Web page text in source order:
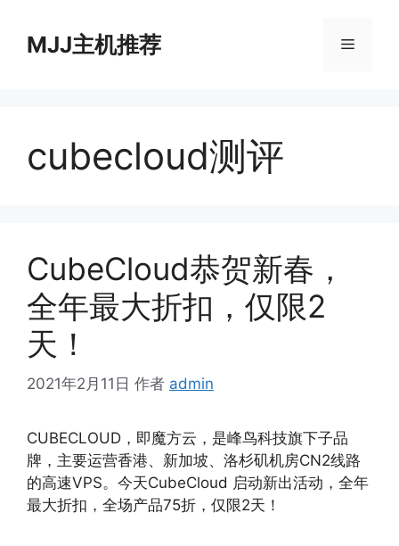
MJJ主机推荐 菜
cubecloud测评
CubeCloud恭贺新春，
全年最大折扣，仅限2
天！
2021年2月11日 作者 admin
CUBECLOUD，即魔方云，是峰鸟科技旗下子品
牌，主要运营香港、新加坡、洛杉矶机房CN2线路
的高速VPS。今天CubeCloud 启动新出活动，全年
最大折扣，全场产品75折，仅限2天！